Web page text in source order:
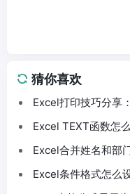
猜你喜欢
Excel打印技巧分享
Excel TEXT函数怎
Excel合并姓名和部
Excel条件格式怎么